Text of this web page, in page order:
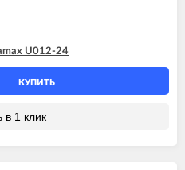
U012-24
КУПИТЬ
в 1 клик